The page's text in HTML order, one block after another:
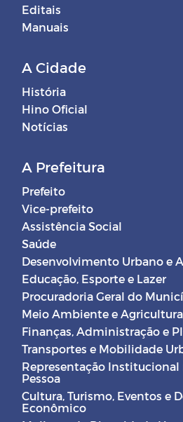
Editais
Manuais
A Cidade
História
Hino Oficial
Notícias
A Prefeitura
Prefeito
Vice-prefeito
Assistência Social
Saúde
Desenvolvimento Urbano e
Educação, Esporte e Lazer
Procuradoria Geral do
Meio Ambiente e Agricultura
Finanças, Administração e
Transportes e Mobilidade
Representação Institucional
Pessoa
Cultura, Turismo, Eventos e
Econômico